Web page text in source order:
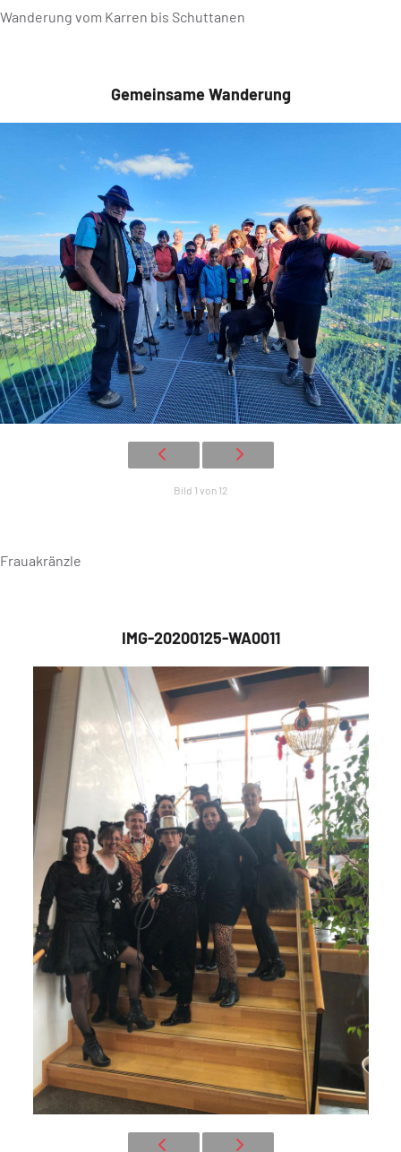
Wanderung vom Karren bis Schuttanen
Gemeinsame Wanderung
Bild 1 von 12
Frauakränzle
IMG-20200125-WA0011